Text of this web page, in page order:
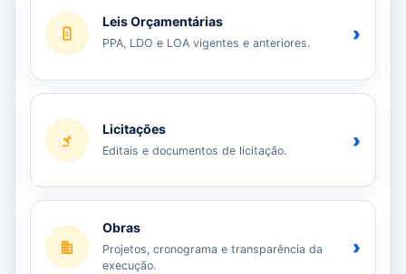
Leis Orçamentárias
PPA, LDO e LOA vigentes e anteriores. ›
Licitações
Editais e documentos de licitação. ›
Obras
Projetos, cronograma e transparência da
execução.
›